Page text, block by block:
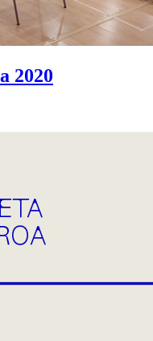
2020